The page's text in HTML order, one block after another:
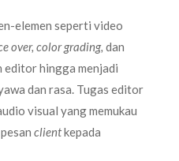
elemen seperti video
over, color grading, dan
editor hingga menjadi
dan rasa. Tugas editor
visual yang memukau
clientkepada